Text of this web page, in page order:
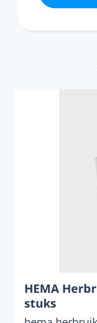
HEMA
stuks